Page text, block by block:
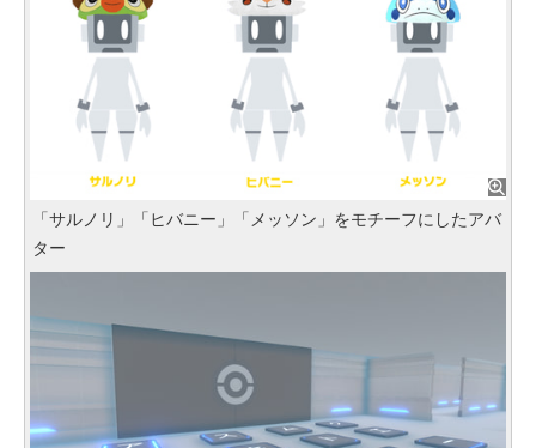
「サルノリ」「ヒバニー」「メッソン」をモチーフにしたアバ
ター